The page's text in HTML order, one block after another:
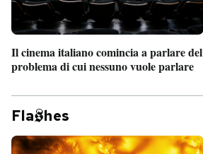
Il cinema italiano comincia a parlare del
problema di cui nessuno vuole parlare
Fla hes